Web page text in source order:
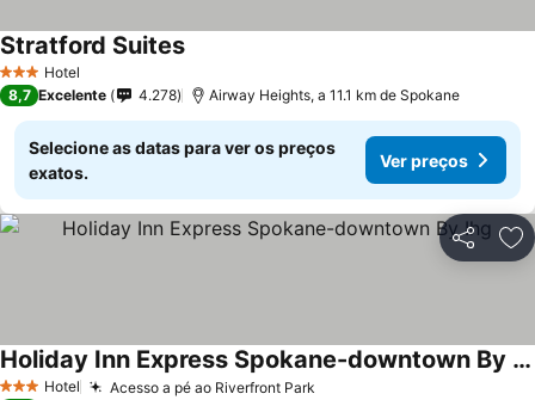
3 EstrelasHotel
Stratford Suites
8,7 Excelente 4.278 Airway Heights, a 11.1 km de Spokane
Selecione as datas para ver os preços
exatos.
Ver preços
Partilhar
3 EstrelasHotel Acesso a pé ao Riverfront Park
Holiday Inn Express Spokane-downtown By Ihg